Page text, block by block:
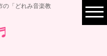
の「どれみ音楽教